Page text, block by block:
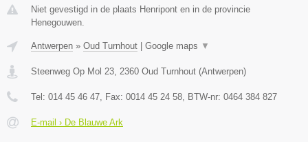
Niet gevestigd in de plaats Henripont en in de provincie
Henegouwen.
Antwerpen » Oud Turnhout Google maps ▼
Steenweg Op Mol 23, 2360 Oud Turnhout (Antwerpen)
Tel: 014 45 46 47, Fax: 0014 45 24 58, BTW-nr: 0464 384 827
E-mail › De Blauwe Ark